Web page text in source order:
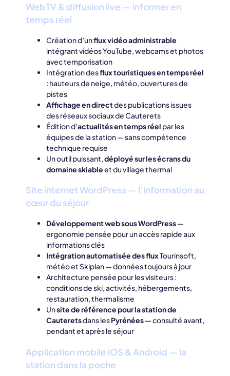
WebTV & diffusion live — informer en
temps réel
Création d’unflux vidéo administrable
intégrant vidéos YouTube, webcams et photos
avec temporisation
Intégration desflux touristiques en temps réel
: hauteurs de neige, météo, ouvertures de
pistes
Affichage en directdes publications issues
des réseaux sociaux de Cauterets
Édition d’actualités en temps réel par les
équipes de la station — sans compétence
technique requise
Un outil puissant,déployé sur les écrans du
domaine skiableet du village thermal
Site internet WordPress — l’information au
cœur du séjour
Développement web sous WordPress—
ergonomie pensée pour un accès rapide aux
informations clés
Intégration automatisée des fluxTourinsoft,
météo et Skiplan — données toujours à jour
Architecture pensée pour les visiteurs :
conditions de ski, activités, hébergements,
restauration, thermalisme
Unsite de référence pour la station de
Cauteretsdans lesPyrénées— consulté avant,
pendant et après le séjour
Application mobile iOS & Android — la
station dans la poche